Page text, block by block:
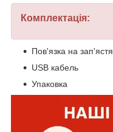
Комплектація:
Пов'язка на зап'ястя
USB кабель
Упаковка